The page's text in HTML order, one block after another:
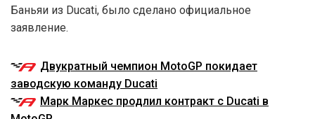
Баньяи из Ducati, было сделано официальное
заявление.
Двукратный чемпион MotoGP покидает
заводскую команду Ducati
Марк Маркес продлил контракт с Ducati в